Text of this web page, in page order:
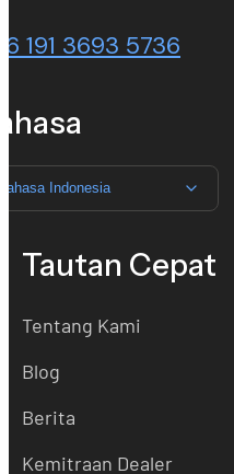
191 3693 5736
Indonesia
Tautan Cepat
Tentang Kami
Blog
Berita
Kemitraan Dealer